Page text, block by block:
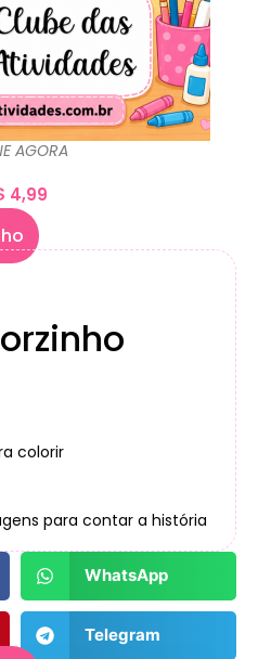
AGORA
4,99
colorir
para contar a história
WhatsApp
Telegram